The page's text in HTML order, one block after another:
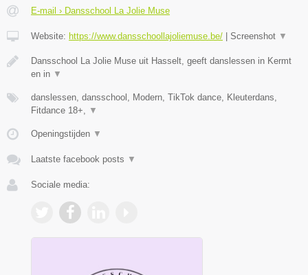
E-mail › Dansschool La Jolie Muse
Website: https://www.dansschoollajoliemuse.be/ Screenshot ▼
Dansschool La Jolie Muse uit Hasselt, geeft danslessen in Kermt
en in ▼
danslessen, dansschool, Modern, TikTok dance, Kleuterdans,
Fitdance 18+,
▼
Openingstijden ▼
Laatste facebook posts ▼
Sociale media: